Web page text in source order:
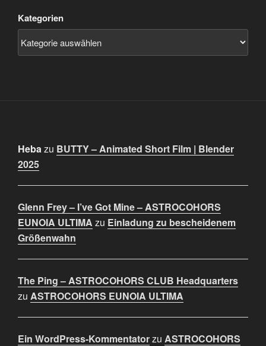
Kategorien
Hebazu BUTTY – Animated Short Film | Blender
2025
Glenn Frey – I’ve Got Mine – ASTROCOHORS
EUNOIA ULTIMA zu Einladung zu bescheidenem
Größenwahn
The Ping – ASTROCOHORS CLUB Headquarters
zu ASTROCOHORS EUNOIA ULTIMA
Ein WordPress-Kommentatorzu ASTROCOHORS